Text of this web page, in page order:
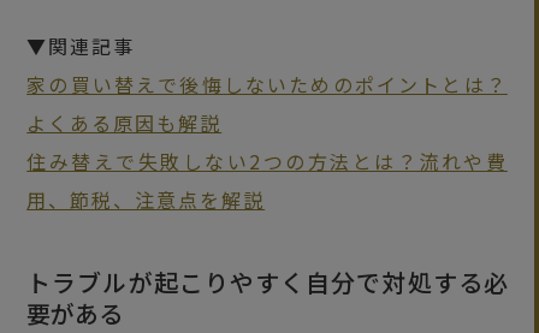
▼関連記事
家の買い替えで後悔しないためのポイントとは？
よくある原因も解説
住み替えで失敗しない2つの方法とは？流れや費
用、節税、注意点を解説
トラブルが起こりやすく自分で対処する必
要がある